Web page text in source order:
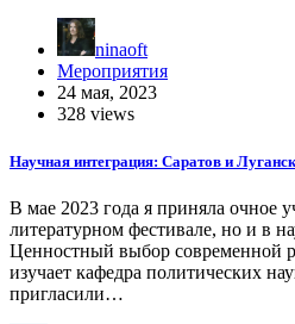
ninaoft
Мероприятия
24 мая, 2023
328 views
Научная интеграция: Саратов и Луганск
В мае 2023 года я приняла очное
литературном фестивале, но и в
Ценностный выбор современной
изучает кафедра политических
пригласили…